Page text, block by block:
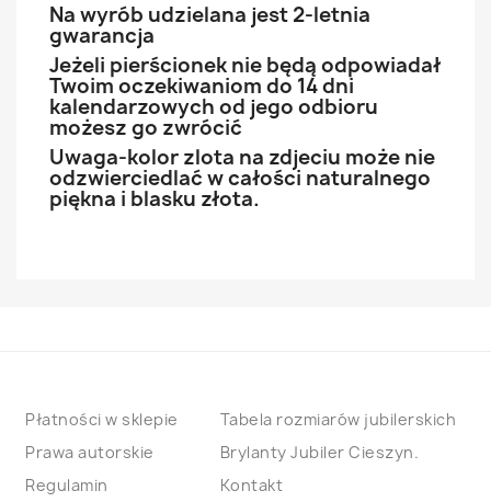
Na wyrób udzielana jest 2-letnia
gwarancja
Jeżeli pierścionek nie będą odpowiadał
Twoim oczekiwaniom do 14 dni
kalendarzowych od jego odbioru
możesz go zwrócić
Uwaga-kolor zlota na zdjeciu może nie
odzwierciedlać w całości naturalnego
piękna i blasku złota.
Płatności w sklepie
Prawa autorskie
Regulamin
Tabela rozmiarów jubilerskich
Brylanty Jubiler Cieszyn.
Kontakt